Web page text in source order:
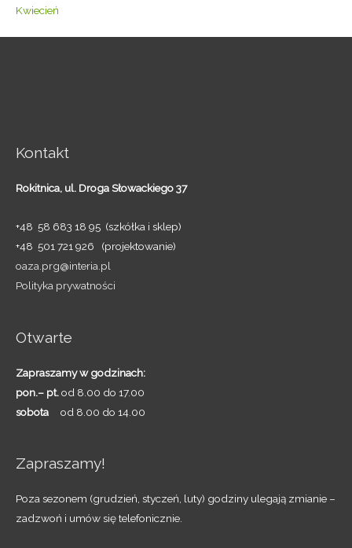
Kwiecień
Kontakt
Rokitnica, ul. Droga Słowackiego 37
+48 58 683 18 95 (szkółka i sklep)
+48 501 721 926 (projektowanie)
oaza.prg@interia.pl
Polityka prywatności
Otwarte
Zapraszamy w godzinach:
pon.– pt.od 8.00 do 17.00
sobota od 8.00 do 14.00
Zapraszamy!
Poza sezonem (grudzień, styczeń, luty) godziny ulegają zmianie –
zadzwoń i umów się telefonicznie.